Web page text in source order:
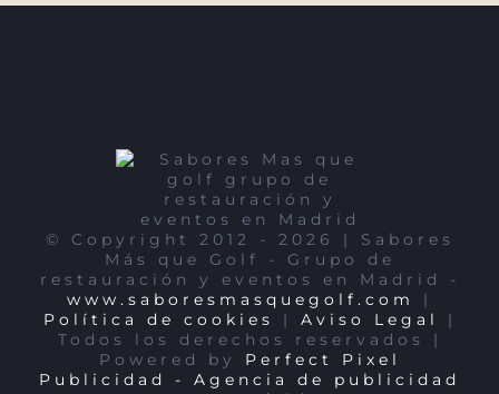
© Copyright 2012 - 2026 | Sabores
Más que Golf - Grupo de
restauración y eventos en Madrid -
www.saboresmasquegolf.com
|
Política de cookies
| Aviso Legal
|
Todos los derechos reservados |
Powered by Perfect Pixel
Publicidad - Agencia de publicidad